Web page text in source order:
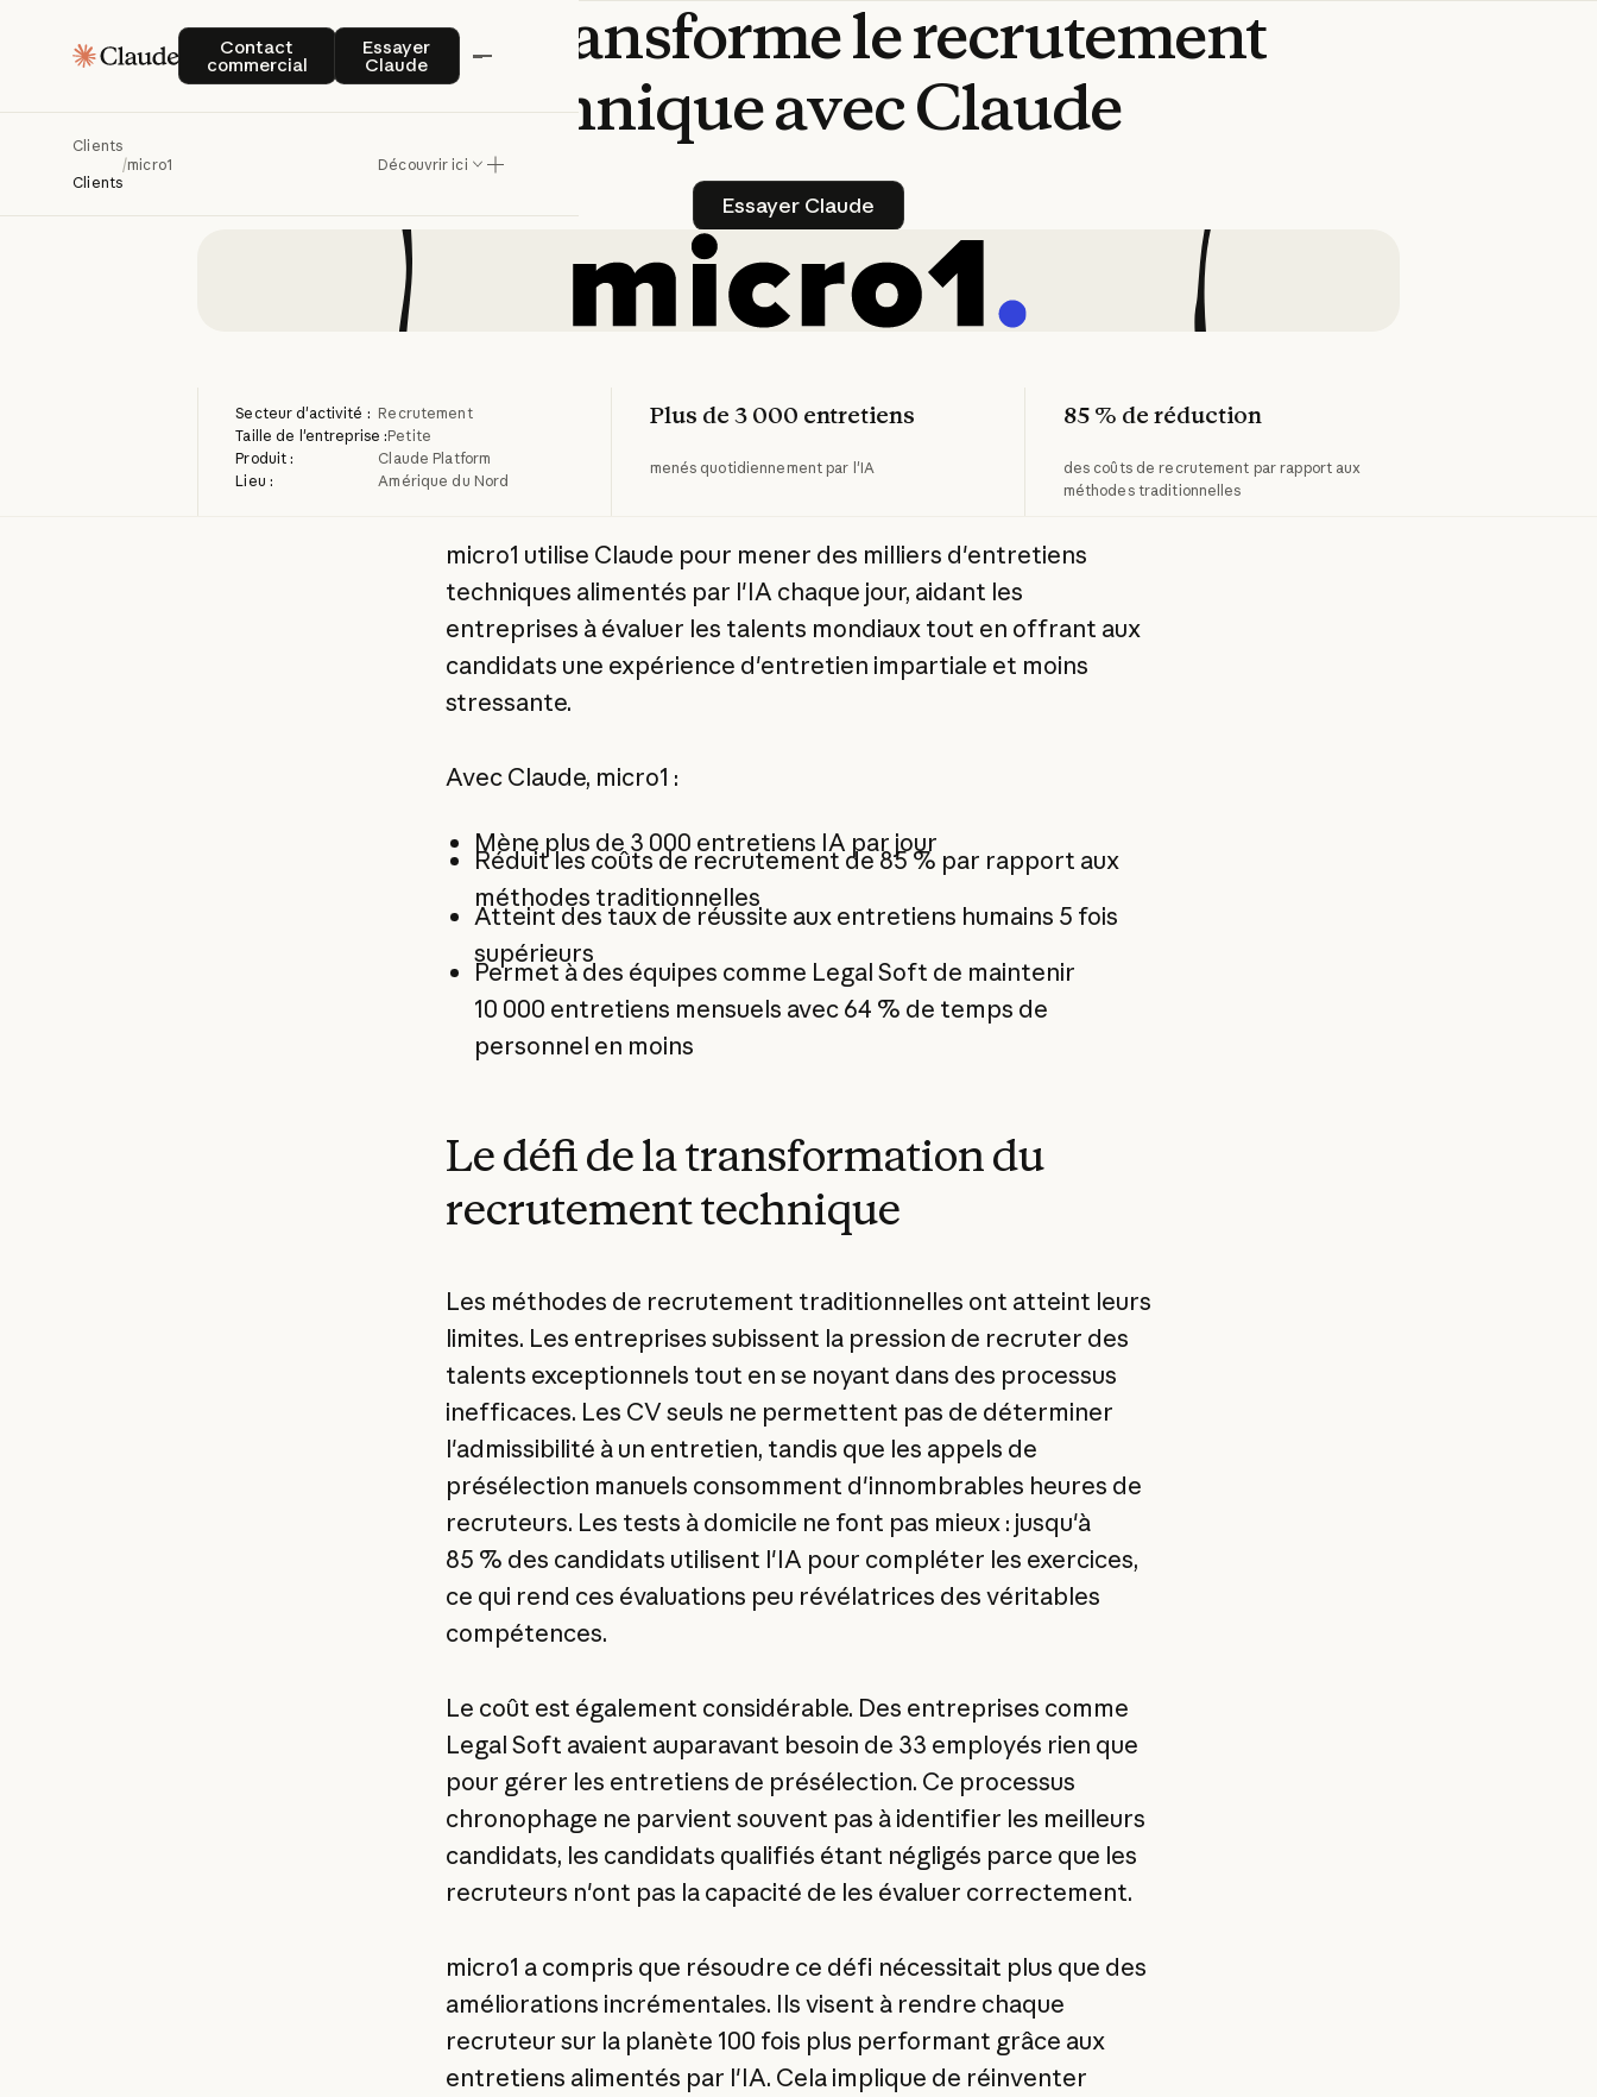
Contact
commercial
Contact commercial
Essayer
Claude
Essayer Claude
Clients
Clients
/micro1 Découvrir ici
micro1 transformelerecrutement
techniqueavecClaude
Essayer Claude
Essayer Claude
Secteur d'activité : Recrutement
Taille de l'entreprise :Petite
Produit :
Claude Platform
Lieu :
Amérique du Nord
Plus de 3 000 entretiens
menés quotidiennement par l'IA
85 % de réduction
des coûts de recrutement par rapport aux
méthodes traditionnelles
micro1 utilise Claude pour mener des milliers d'entretiens
techniques alimentés par l'IA chaque jour, aidant les
entreprises à évaluer les talents mondiaux tout en offrant aux
candidats une expérience d'entretien impartiale et moins
stressante.
Avec Claude, micro1 :
Mène plus de 3 000 entretiens IA par jour
Réduit les coûts de recrutement de 85 % par rapport aux
méthodes traditionnelles
Atteint des taux de réussite aux entretiens humains 5 fois
supérieurs
Permet à des équipes comme Legal Soft de maintenir
10 000 entretiens mensuels avec 64 % de temps de
personnel en moins
Le défi de la transformation du
recrutement technique
Les méthodes de recrutement traditionnelles ont atteint leurs
limites. Les entreprises subissent la pression de recruter des
talents exceptionnels tout en se noyant dans des processus
inefficaces. Les CV seuls ne permettent pas de déterminer
l'admissibilité à un entretien, tandis que les appels de
présélection manuels consomment d'innombrables heures de
recruteurs. Les tests à domicile ne font pas mieux : jusqu'à
85 % des candidats utilisent l'IA pour compléter les exercices,
ce qui rend ces évaluations peu révélatrices des véritables
compétences.
Le coût est également considérable. Des entreprises comme
Legal Soft avaient auparavant besoin de 33 employés rien que
pour gérer les entretiens de présélection. Ce processus
chronophage ne parvient souvent pas à identifier les meilleurs
candidats, les candidats qualifiés étant négligés parce que les
recruteurs n'ont pas la capacité de les évaluer correctement.
micro1 a compris que résoudre ce défi nécessitait plus que des
améliorations incrémentales. Ils visent à rendre chaque
recruteur sur la planète 100 fois plus performant grâce aux
entretiens alimentés par l'IA. Cela implique de réinventer